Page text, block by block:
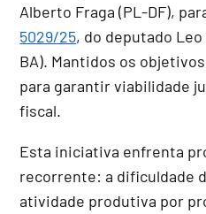
Alberto Fraga (PL-DF),
5029/25, do deputado
BA). Mantidos os
para garantir viabilidade
fiscal.
Esta iniciativa enfrenta
recorrente: a dificuldade
atividade produtiva por